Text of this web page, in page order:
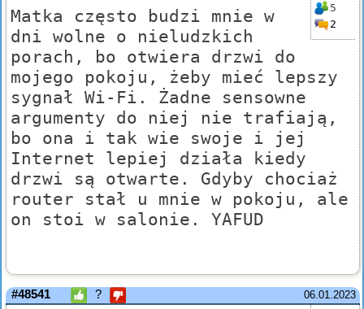
5
2
Matka często budzi mnie w
dni wolne o nieludzkich
porach, bo otwiera drzwi do
mojego pokoju, żeby mieć lepszy
sygnał Wi-Fi. Żadne sensowne
argumenty do niej nie trafiają,
bo ona i tak wie swoje i jej
Internet lepiej działa kiedy
drzwi są otwarte. Gdyby chociaż
router stał u mnie w pokoju, ale
on stoi w salonie. YAFUD
06.01.2023
#48541 ?